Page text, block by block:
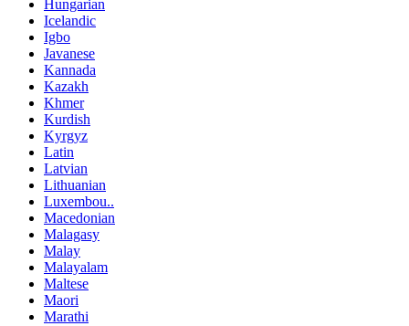
Hungarian
Icelandic
Igbo
Javanese
Kannada
Kazakh
Khmer
Kurdish
Kyrgyz
Latin
Latvian
Lithuanian
Luxembou..
Macedonian
Malagasy
Malay
Malayalam
Maltese
Maori
Marathi